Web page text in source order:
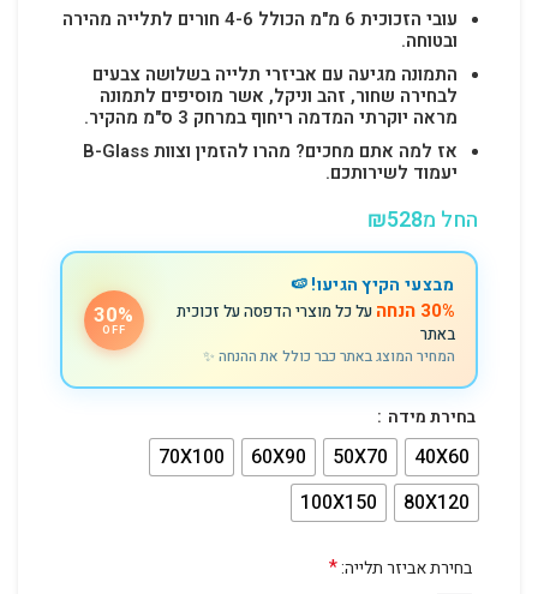
עובי הזכוכית 6 מ"מ הכולל 4-6 חורים לתלייה מהירה
ובטוחה.
התמונה מגיעה עם אביזרי תלייה בשלושה צבעים
לבחירה שחור, זהב וניקל, אשר מוסיפים לתמונה
מראה יוקרתי המדמה ריחוף במרחק 3 ס"מ מהקיר.
אז למה אתם מחכים? מהרו להזמין וצוות B-Glass
יעמוד לשירותכם.
החל מ ₪528
מבצעי הקיץ הגיעו! 🍉
30% הנחה
על כל מוצרי הדפסה על זכוכית
באתר
המחיר המוצג באתר כבר כולל את ההנחה ✨
30%
OFF
בחירת מידה
40X60
50X70
60X90
70X100
80X120
100X150
בחירת אביזר תלייה:*